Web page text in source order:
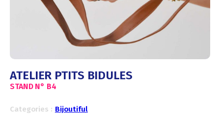
ATELIER PTITS BIDULES
STAND N° B4
Categories : Bijoutiful